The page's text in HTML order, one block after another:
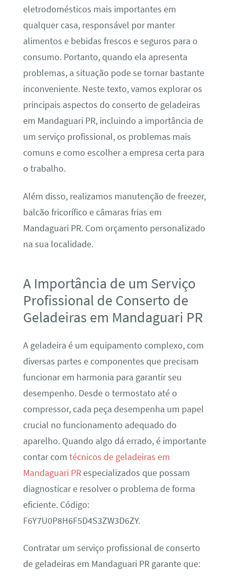
eletrodomésticos mais importantes em
qualquer casa, responsável por manter
alimentos e bebidas frescos e seguros para o
consumo. Portanto, quando ela apresenta
problemas, a situação pode se tornar bastante
inconveniente. Neste texto, vamos explorar os
principais aspectos do conserto de geladeiras
em Mandaguari PR, incluindo a importância de
um serviço profissional, os problemas mais
comuns e como escolher a empresa certa para
o trabalho.
Além disso, realizamos manutenção de freezer,
balcão fricorífico e câmaras frias em
Mandaguari PR. Com orçamento personalizado
na sua localidade.
A Importância de um Serviço
Profissional de Conserto de
Geladeiras em Mandaguari PR
A geladeira é um equipamento complexo, com
diversas partes e componentes que precisam
funcionar em harmonia para garantir seu
desempenho. Desde o termostato até o
compressor, cada peça desempenha um papel
crucial no funcionamento adequado do
aparelho. Quando algo dá errado, é importante
contar com técnicos de geladeiras em
Mandaguari PRespecializados que possam
diagnosticar e resolver o problema de forma
eficiente. Código:
F6Y7U0P8H6F5D4S3ZW3D6ZY.
Contratar um serviço profissional de conserto
de geladeiras em Mandaguari PR garante que: